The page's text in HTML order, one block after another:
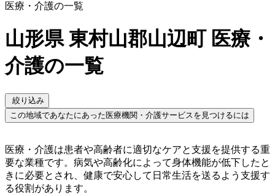
医療・介護の一覧
山形県 東村山郡山辺町 医療・
介護の一覧
絞り込み
この地域であなたにあった医療機関・介護サービスを見つけるには
医療・介護は患者や高齢者に適切なケアと支援を提供する重
要な業種です。病気や高齢化によって身体機能が低下したと
きに必要とされ、健康で安心して日常生活を送るよう支援す
る役割があります。